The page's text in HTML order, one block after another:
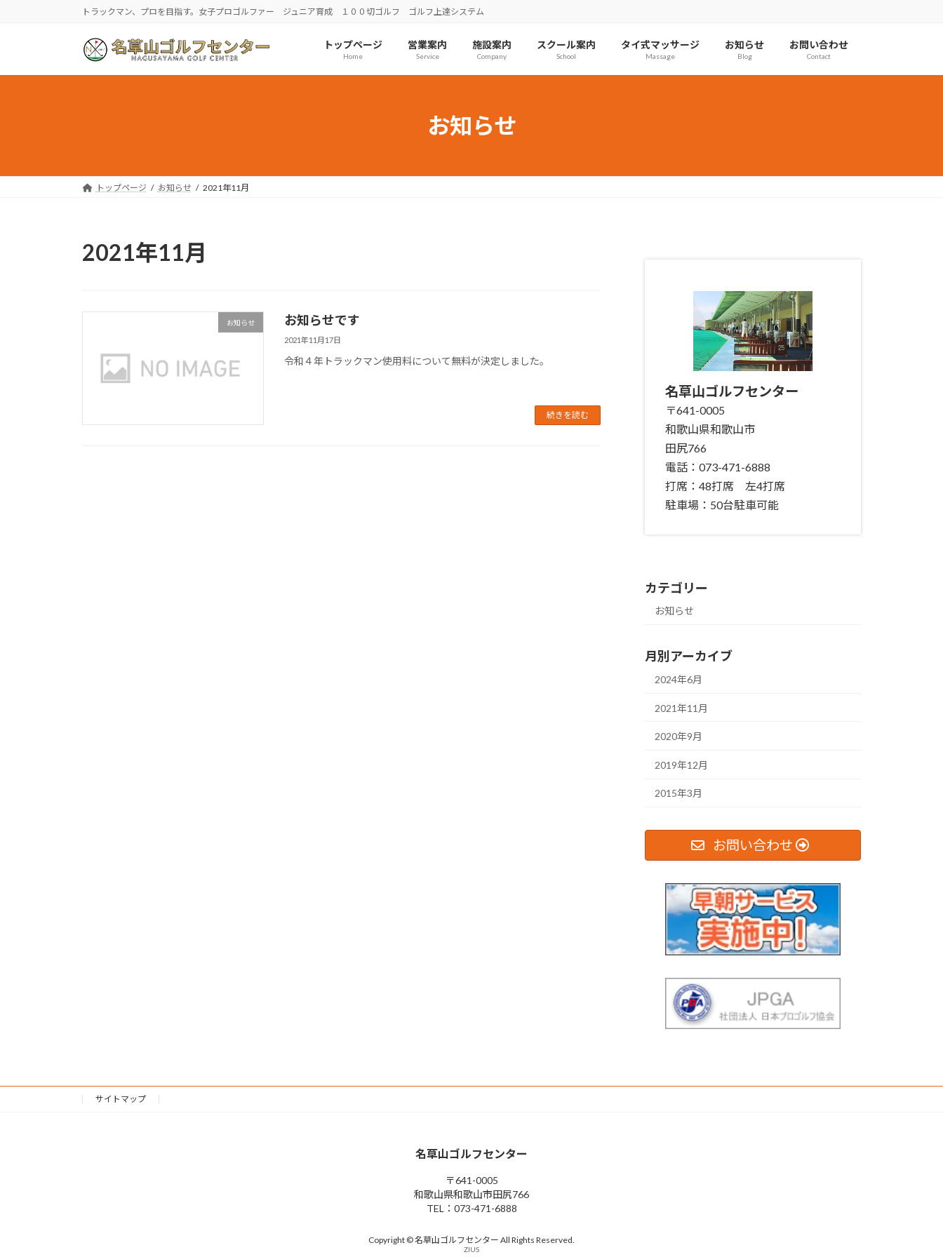
ツ
シ
トラックマン、プロを目指す。女子プロゴルファー ジュニア育成 １００切ゴルフ ゴルフ上達システム
トップページ
Home
営業案内
Service
施設案内
Company
スクール案内
School
タイ式マッサージ
Massage
お知らせ
Blog
お問い合わせ
Contact
お知らせ
トップページ お知らせ 2021年11月
2021年11月
お知らせ お知らせです
2021年11月17日
令和４年トラックマン使用料について無料が決定しました。
続きを読む
名草山ゴルフセンター
〒641-0005
和歌山県和歌山市
田尻766
電話：073-471-6888
打席：48打席 左4打席
駐車場：50台駐車可能
カテゴリー
お知らせ
月別アーカイブ
2024年6月
2021年11月
2020年9月
2019年12月
2015年3月
お問い合わせ
サイトマップ
名草山ゴルフセンター
〒641-0005
和歌山県和歌山市田尻766
TEL：073-471-6888
Copyright © 名草山ゴルフセンター All Rights Reserved.
ZIUS